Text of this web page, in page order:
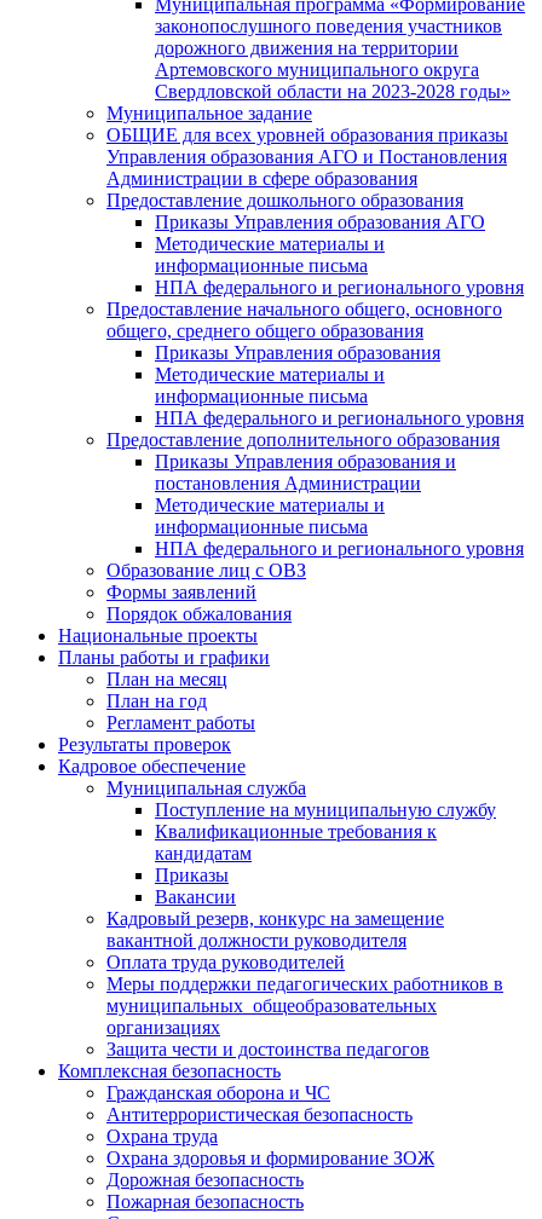
Муниципальная программа «Формирование
законопослушного поведения участников
дорожного движения на территории
Артемовского муниципального округа
Свердловской области на 2023-2028 годы»
Муниципальное задание
ОБЩИЕ для всех уровней образования приказы
Управления образования АГО и Постановления
Администрации в сфере образования
Предоставление дошкольного образования
Приказы Управления образования АГО
Методические материалы и
информационные письма
НПА федерального и регионального уровня
Предоставление начального общего, основного
общего, среднего общего образования
Приказы Управления образования
Методические материалы и
информационные письма
НПА федерального и регионального уровня
Предоставление дополнительного образования
Приказы Управления образования и
постановления Администрации
Методические материалы и
информационные письма
НПА федерального и регионального уровня
Образование лиц с ОВЗ
Формы заявлений
Порядок обжалования
Национальные проекты
Планы работы и графики
План на месяц
План на год
Регламент работы
Результаты проверок
Кадровое обеспечение
Муниципальная служба
Поступление на муниципальную службу
Квалификационные требования к
кандидатам
Приказы
Вакансии
Кадровый резерв, конкурс на замещение
вакантной должности руководителя
Оплата труда руководителей
Меры поддержки педагогических работников в
муниципальных общеобразовательных
организациях
Защита чести и достоинства педагогов
Комплексная безопасность
Гражданская оборона и ЧС
Антитеррористическая безопасность
Охрана труда
Охрана здоровья и формирование ЗОЖ
Дорожная безопасность
Пожарная безопасность